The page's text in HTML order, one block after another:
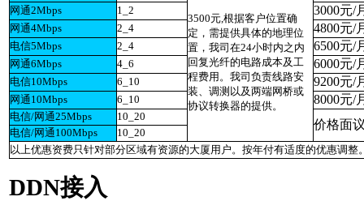
3500元,根据客户位置确
定，需提供具体的地理位
置，我司在24小时内之内
回复光纤的电路成本及工
程费用。我司负责线路安
装、调测以及两端网桥或
协议转换器的提供。
网通2Mbps 1_2 3000元/
网通4Mbps 2_4 4800元/
电信5Mbps 2_4 6500元/
网通6Mbps 4_6 6000元/
电信10Mbps 6_10 9200元/
网通10Mbps 6_10 8000元/
电信/网通25Mbps 10_20
价格面
电信/网通100Mbps
10_20
以上优惠资费只针对部分区域有资源的大厦用户。按年付有适度的优惠调整
DDN接入